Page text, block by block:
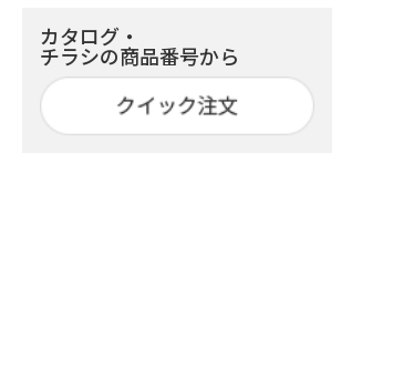
カタログ・
チラシの商品番号から